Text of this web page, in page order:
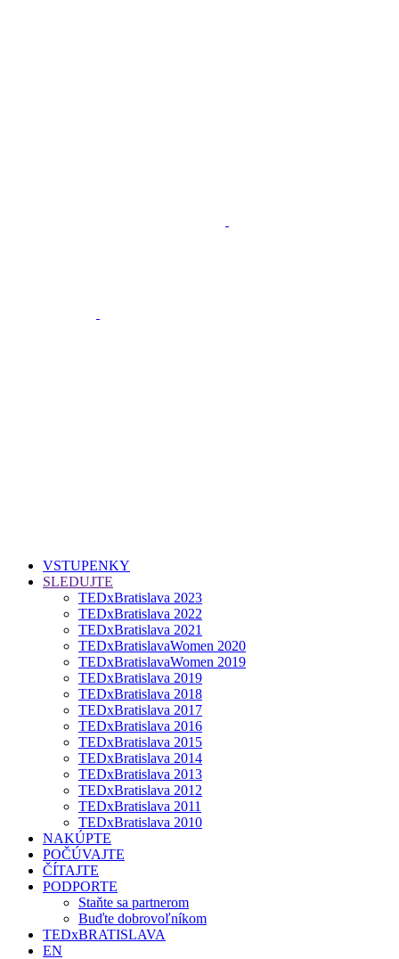
VSTUPENKY
SLEDUJTE
TEDxBratislava 2023
TEDxBratislava 2022
TEDxBratislava 2021
TEDxBratislavaWomen 2020
TEDxBratislavaWomen 2019
TEDxBratislava 2019
TEDxBratislava 2018
TEDxBratislava 2017
TEDxBratislava 2016
TEDxBratislava 2015
TEDxBratislava 2014
TEDxBratislava 2013
TEDxBratislava 2012
TEDxBratislava 2011
TEDxBratislava 2010
NAKÚPTE
POČÚVAJTE
ČÍTAJTE
PODPORTE
Staňte sa partnerom
Buďte dobrovoľníkom
TEDxBRATISLAVA
EN